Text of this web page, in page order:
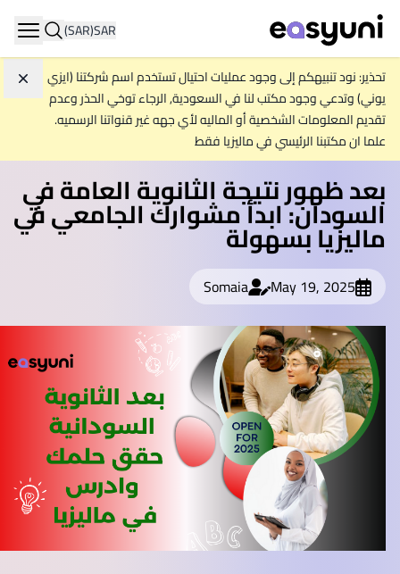
SAR
(SAR)
تحذير: نود تنبيهكم إلى وجود عمليات احتيال تستخدم اسم شركتنا (ايزي
يوني) وتدعي وجود مكتب لنا في السعودية, الرجاء توخي الحذر وعدم
تقديم المعلومات الشخصية أو الماليه لأي جهه غير قنواتنا الرسميه.
علما ان مكتبنا الرئيسي في ماليزيا فقط
تجاهل
بعد ظهور نتيجة الثانوية العامة في
السودان: ابدأ مشوارك الجامعي في
ماليزيا بسهولة
May 19, 2025
Somaia